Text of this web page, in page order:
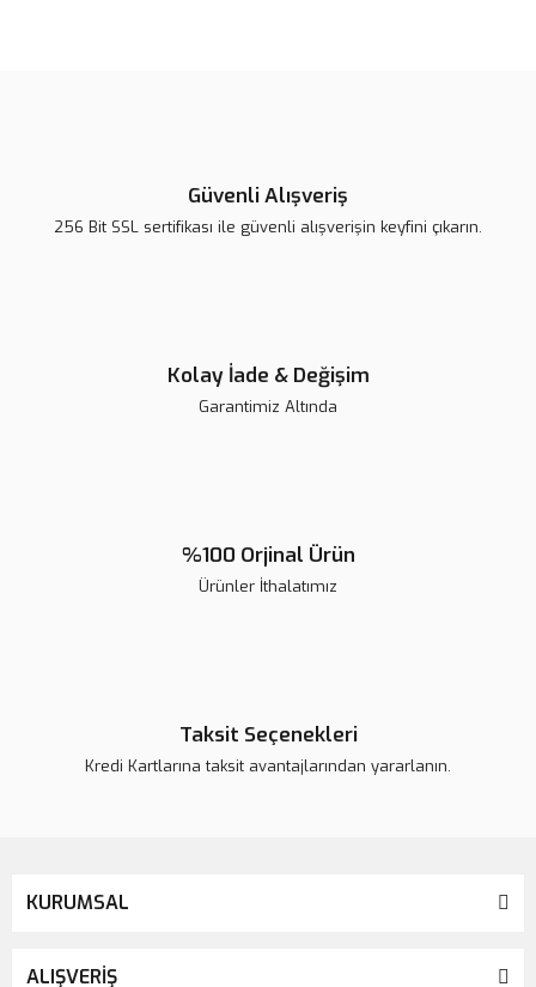
Güvenli Alışveriş
256 Bit SSL sertifikası ile güvenli alışverişin keyfini çıkarın.
Kolay İade & Değişim
Garantimiz Altında
%100 Orjinal Ürün
Ürünler İthalatımız
Taksit Seçenekleri
Kredi Kartlarına taksit avantajlarından yararlanın.
KURUMSAL
ALIŞVERİŞ